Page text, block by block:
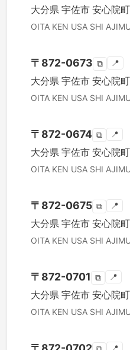
大分県 宇佐市 安心院
OITA KEN USA SHI
〒 872-0673 ⧉ 📍
大分県 宇佐市 安心院
OITA KEN USA SHI
〒 872-0674 ⧉ 📍
大分県 宇佐市 安心院
OITA KEN USA SHI
〒 872-0675 ⧉ 📍
大分県 宇佐市 安心院
OITA KEN USA SHI
〒 872-0701 ⧉ 📍
大分県 宇佐市 安心院
OITA KEN USA SHI